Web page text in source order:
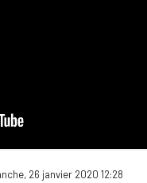
26 janvier 2020 12:28